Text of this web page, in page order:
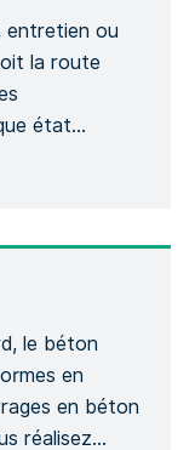
ou
la route
état
de sécurité,
le béton
en
en béton
réalisez